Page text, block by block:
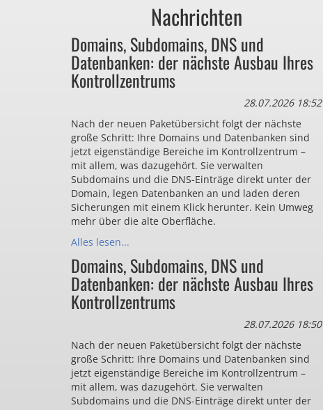
Bezahlen Sie
für Dinge, die sie gar
Nachrichten
Domains, Subdomains, DNS und
Datenbanken: der nächste Ausbau Ihres
Kontrollzentrums
28.07.2026 18:52
Nach der neuen Paketübersicht folgt der nächste
große Schritt: Ihre Domains und Datenbanken sind
jetzt eigenständige Bereiche im Kontrollzentrum –
mit allem, was dazugehört. Sie verwalten
Subdomains und die DNS-Einträge direkt unter der
Domain, legen Datenbanken an und laden deren
Sicherungen mit einem Klick herunter. Kein Umweg
mehr über die alte Oberfläche.
Alles lesen...
Domains, Subdomains, DNS und
Datenbanken: der nächste Ausbau Ihres
Kontrollzentrums
28.07.2026 18:50
Nach der neuen Paketübersicht folgt der nächste
große Schritt: Ihre Domains und Datenbanken sind
jetzt eigenständige Bereiche im Kontrollzentrum –
mit allem, was dazugehört. Sie verwalten
Subdomains und die DNS-Einträge direkt unter der